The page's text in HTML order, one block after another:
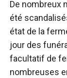
De nombreux
été
état de la
jour des
facultatif de
nombreuses